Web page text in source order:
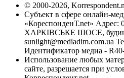
© 2000-2026,
Субъект в сфере онлайн-
«КореспонденТ.net» Адрес:
ХАРКІВСЬКЕ ШОСЕ,
sunlight@mediadim.com.ua
Идентификатор медиа -
Использование любых
сайте, разрешается при